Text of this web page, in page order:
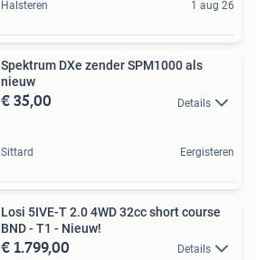
Halsteren 1 aug 26
Spektrum DXe zender SPM1000 als
nieuw
€ 35,00 Details
Sittard Eergisteren
Losi 5IVE-T 2.0 4WD 32cc short course
BND - T1 - Nieuw!
€ 1.799,00 Details